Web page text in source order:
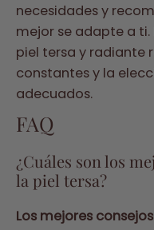
necesidades y
mejor se adapte a
piel tersa y radiante
constantes y la
adecuados.
FAQ
¿Cuáles son los
la piel tersa?
Los mejores